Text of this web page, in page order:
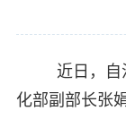
近日，自治
化部副部长张